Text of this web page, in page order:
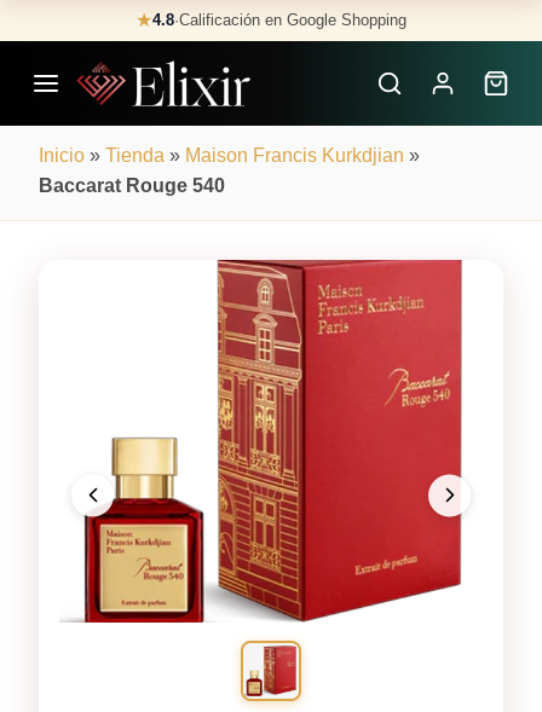
to
content
★4.8·Calificación en Google Shopping
Inicio » Tienda » Maison Francis Kurkdjian »
Baccarat Rouge 540